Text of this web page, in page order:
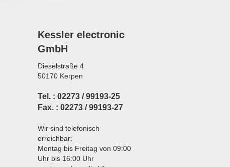
Kessler electronic
GmbH
Dieselstraße 4
50170 Kerpen
Tel. : 02273 / 99193-25
Fax. : 02273 / 99193-27
Wir sind telefonisch
erreichbar:
Montag bis Freitag von 09:00
Uhr bis 16:00 Uhr